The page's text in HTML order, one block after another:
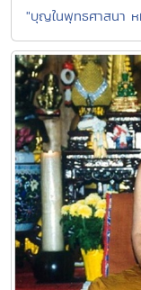
"บุญในพุทธศาสนา ห